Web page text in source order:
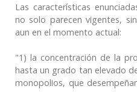
Las características
no solo parecen vigentes,
aun en el momento actual:
"1) la concentración de la
hasta un grado tan elevado
monopolios, que